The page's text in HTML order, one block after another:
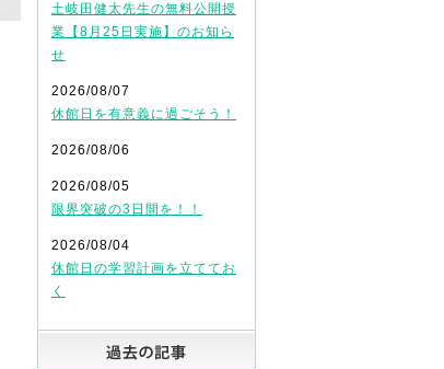
土岐田健太先生の無料公開授
業【8月25日実施】のお知ら
せ
2026/08/07
休館日を有意義に過ごそう！
2026/08/06
2026/08/05
限界突破の3日間を！！
2026/08/04
休館日の学習計画を立ててお
く